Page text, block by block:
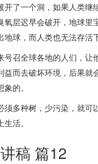
开了一个洞，如果人类继
氧层迟早会破开，地球里
球，而人类也无法存活
号召全球各地的人们，让
益而去破坏环境，后果就
的。
须多种树，少污染，就可
活。
稿 篇12